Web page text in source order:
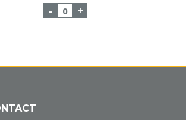
aantal
- Lipton ice Tea Zero Green
+